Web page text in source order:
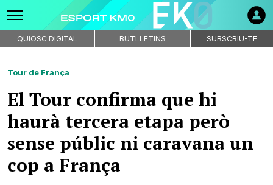
QUIOSC DIGITAL BUTLLETINS SUBSCRIU-TE
Tour de França
El Tour confirma que hi
haurà tercera etapa però
sense públic ni caravana un
cop a França